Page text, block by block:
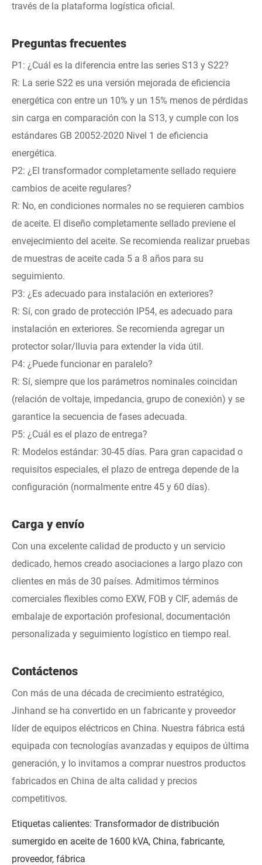
través de la plataforma logística oficial.
Preguntas frecuentes
P1: ¿Cuál es la diferencia entre las series S13 y S22?
R: La serie S22 es una versión mejorada de eficiencia
energética con entre un 10% y un 15% menos de pérdidas
sin carga en comparación con la S13, y cumple con los
estándares GB 20052-2020 Nivel 1 de eficiencia
energética.
P2: ¿El transformador completamente sellado requiere
cambios de aceite regulares?
R: No, en condiciones normales no se requieren cambios
de aceite. El diseño completamente sellado previene el
envejecimiento del aceite. Se recomienda realizar pruebas
de muestras de aceite cada 5 a 8 años para su
seguimiento.
P3: ¿Es adecuado para instalación en exteriores?
R: Sí, con grado de protección IP54, es adecuado para
instalación en exteriores. Se recomienda agregar un
protector solar/lluvia para extender la vida útil.
P4: ¿Puede funcionar en paralelo?
R: Sí, siempre que los parámetros nominales coincidan
(relación de voltaje, impedancia, grupo de conexión) y se
garantice la secuencia de fases adecuada.
P5: ¿Cuál es el plazo de entrega?
R: Modelos estándar: 30-45 días. Para gran capacidad o
requisitos especiales, el plazo de entrega depende de la
configuración (normalmente entre 45 y 60 días).
Carga y envío
Con una excelente calidad de producto y un servicio
dedicado, hemos creado asociaciones a largo plazo con
clientes en más de 30 países. Admitimos términos
comerciales flexibles como EXW, FOB y CIF, además de
embalaje de exportación profesional, documentación
personalizada y seguimiento logístico en tiempo real.
Contáctenos
Con más de una década de crecimiento estratégico,
Jinhand se ha convertido en un fabricante y proveedor
líder de equipos eléctricos en China. Nuestra fábrica está
equipada con tecnologías avanzadas y equipos de última
generación, y lo invitamos a comprar nuestros productos
fabricados en China de alta calidad y precios
competitivos.
Etiquetas calientes: Transformador de distribución
sumergido en aceite de 1600 kVA, China, fabricante,
proveedor, fábrica